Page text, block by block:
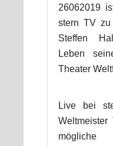
26062019
stern TV
Steffen
Leben
Theater
Live bei